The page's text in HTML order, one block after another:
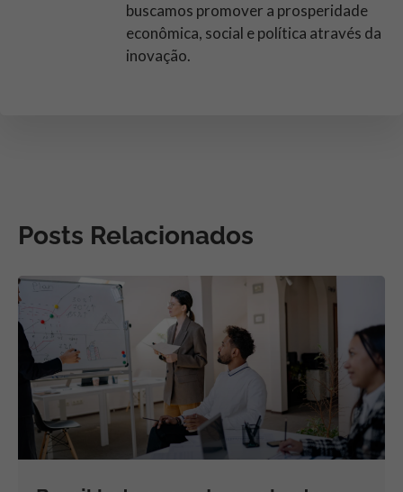
buscamos promover a prosperidade
econômica, social e política através da
inovação.
Posts Relacionados